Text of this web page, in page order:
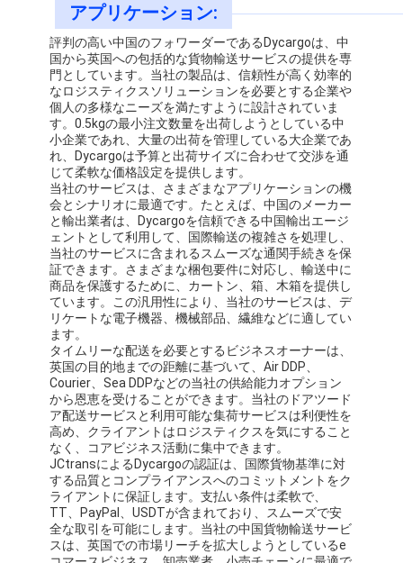
航空貨物のForward
海上貨物
DDP 中国 から 発送
明白な船積み
鉄道貨物運送
Amazonへ発送
トラック貨物
倉庫サービス
アプリケーション:
評判の高い中国のフォワーダーであるDycargoは、中
国から英国への包括的な貨物輸送サービスの提供を専
門としています。当社の製品は、信頼性が高く効率的
なロジスティクスソリューションを必要とする企業や
個人の多様なニーズを満たすように設計されていま
す。0.5kgの最小注文数量を出荷しようとしている中
小企業であれ、大量の出荷を管理している大企業であ
れ、Dycargoは予算と出荷サイズに合わせて交渉を通
じて柔軟な価格設定を提供します。
当社のサービスは、さまざまなアプリケーションの機
会とシナリオに最適です。たとえば、中国のメーカー
と輸出業者は、Dycargoを信頼できる中国輸出エージ
ェントとして利用して、国際輸送の複雑さを処理し、
当社のサービスに含まれるスムーズな通関手続きを保
証できます。さまざまな梱包要件に対応し、輸送中に
商品を保護するために、カートン、箱、木箱を提供し
ています。この汎用性により、当社のサービスは、デ
リケートな電子機器、機械部品、繊維などに適してい
ます。
タイムリーな配送を必要とするビジネスオーナーは、
英国の目的地までの距離に基づいて、Air DDP、
Courier、Sea DDPなどの当社の供給能力オプション
から恩恵を受けることができます。当社のドアツード
ア配送サービスと利用可能な集荷サービスは利便性を
高め、クライアントはロジスティクスを気にすること
なく、コアビジネス活動に集中できます。
JCtransによるDycargoの認証は、国際貨物基準に対
する品質とコンプライアンスへのコミットメントをク
ライアントに保証します。支払い条件は柔軟で、
TT、PayPal、USDTが含まれており、スムーズで安
全な取引を可能にします。当社の中国貨物輸送サービ
スは、英国での市場リーチを拡大しようとしているe